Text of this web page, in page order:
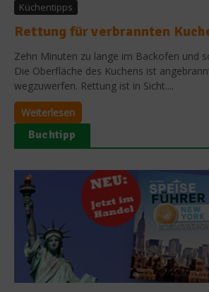
Küchentipps
Rettung für verbrannten
Zehn Minuten zu lange im Backofen und
Die Oberfläche des Kuchens ist
wegzuwerfen. Rettung ist in Sicht....
Weiterlesen
Buchtipp